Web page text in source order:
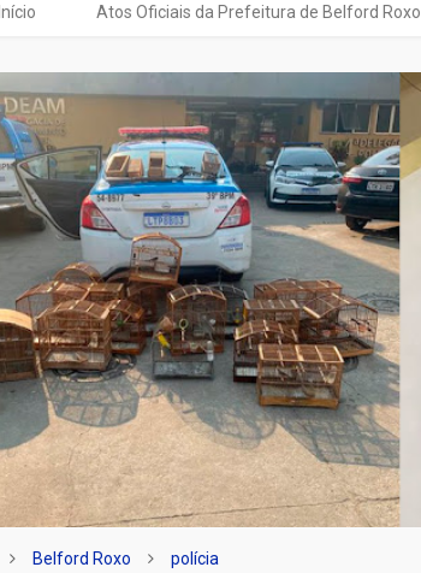
Início Atos Oficiais da Prefeitura de Belford Roxo
Belford Roxo polícia